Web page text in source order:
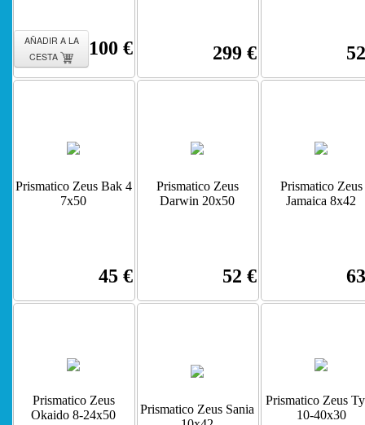
AÑADIR A LA
CESTA
100 € 299 €
Prismatico Zeus Bak 4
7x50
45 €
Prismatico Zeus
Darwin 20x50
52 €
Prismatico Zeus
Jamaica 8x42
Prismatico Zeus
Okaido 8-24x50
Prismatico Zeus Sania
Prismatico Zeus
10-40x30